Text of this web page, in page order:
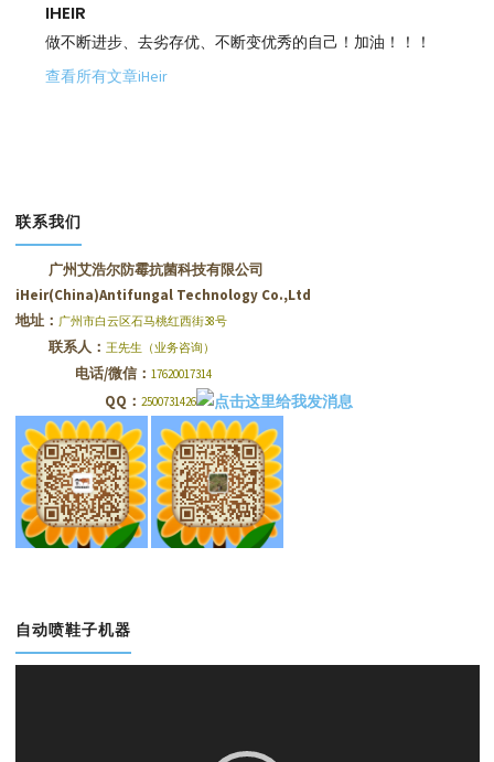
IHEIR
做不断进步、去劣存优、不断变优秀的自己！加油！！！
查看所有文章iHeir
联系我们
广州艾浩尔防霉抗菌科技有限公司
iHeir(China)Antifungal Technology Co.,Ltd
地址： 广州市白云区石马桃红西街38号
联系人： 王先生（业务咨询）
电话/微信： 17620017314
QQ： 2500731426
自动喷鞋子机器